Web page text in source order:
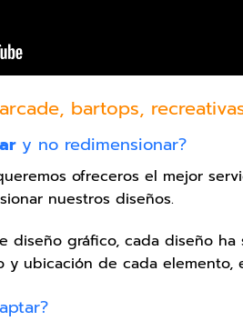
bartops,
y no redimensionar?
queremos ofreceros el mejor
nuestros diseños.
diseño gráfico, cada diseño
ubicación de cada